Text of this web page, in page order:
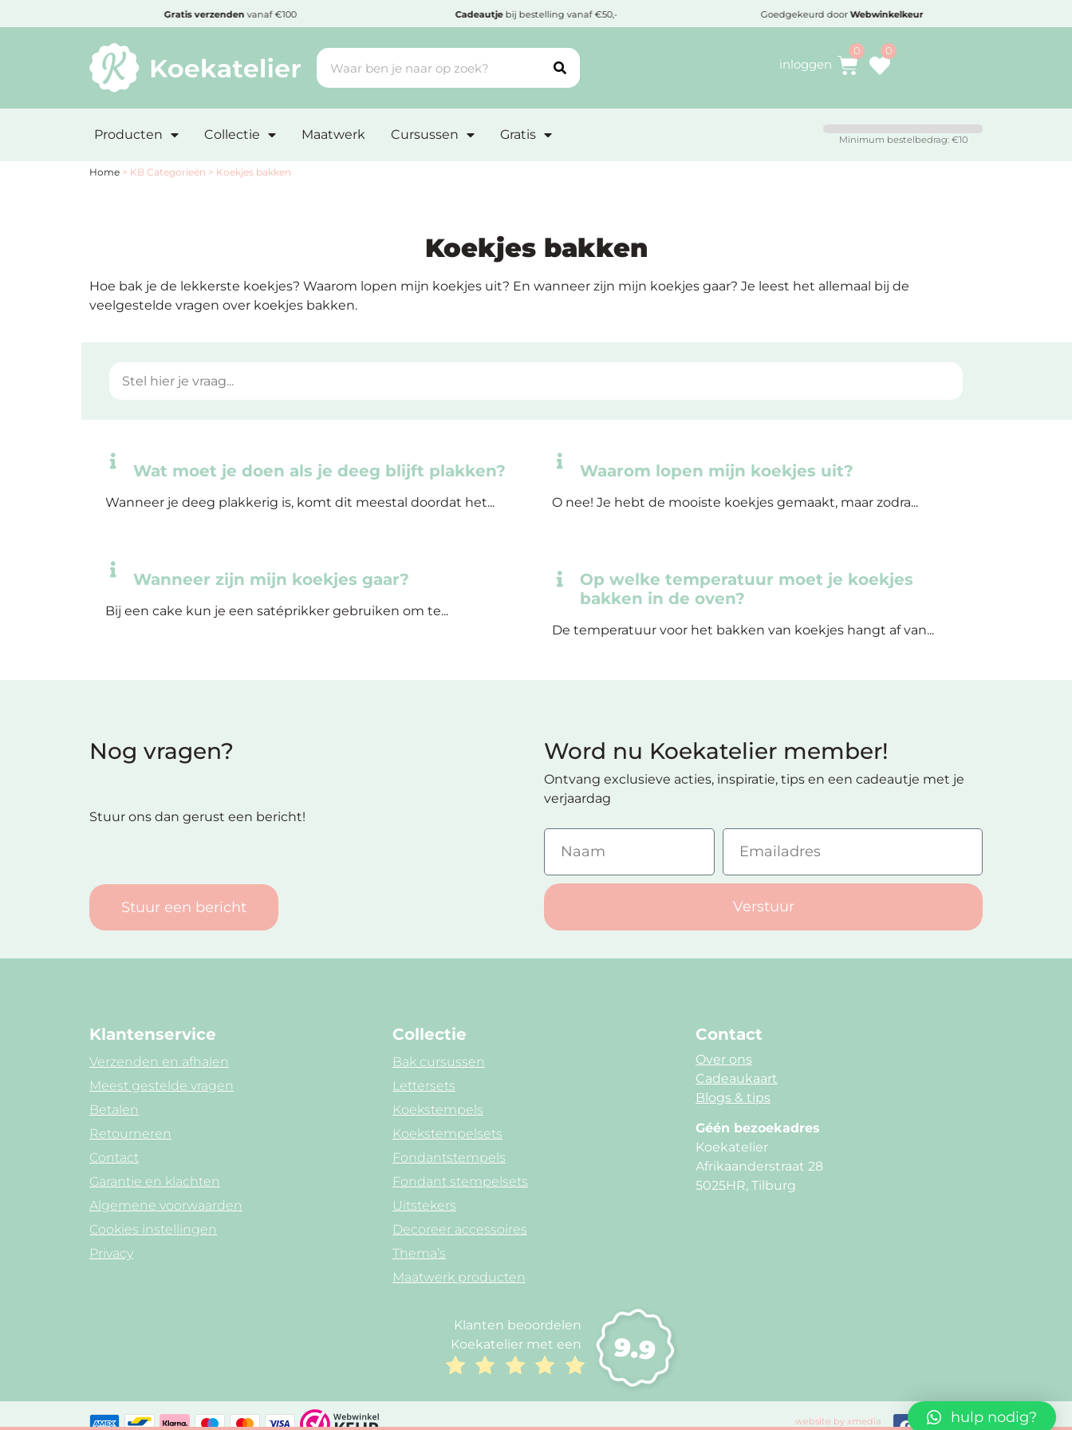
Gratis verzendenvanaf €100 Cadeautjebij bestelling vanaf €50,- Goedgekeurd doorWebwinkelkeur
inloggen
Producten Collectie Maatwerk Cursussen Gratis Minimum bestelbedrag: €10
Home > KB Categorieën > Koekjes bakken
Koekjes bakken
Hoe bak je de lekkerste koekjes? Waarom lopen mijn koekjes uit? En wanneer zijn mijn koekjes gaar? Je leest het allemaal bij de
veelgestelde vragen over koekjes bakken.
Wat moet je doen als je deeg blijft plakken?
Wanneer je deeg plakkerig is, komt dit meestal doordat het...
Waarom lopen mijn koekjes uit?
O nee! Je hebt de mooiste koekjes gemaakt, maar zodra...
Wanneer zijn mijn koekjes gaar?
Bij een cake kun je een satéprikker gebruiken om te...
Op welke temperatuur moet je koekjes
bakken in de oven?
De temperatuur voor het bakken van koekjes hangt af van...
Nog vragen?
Stuur ons dan gerust een bericht!
Stuur een bericht
Word nu Koekatelier member!
Ontvang exclusieve acties, inspiratie, tips en een cadeautje met je
verjaardag
Verstuur
Klantenservice
Verzenden en afhalen
Meest gestelde vragen
Betalen
Retourneren
Contact
Garantie en klachten
Algemene voorwaarden
Cookies instellingen
Privacy
Collectie
Bak cursussen
Lettersets
Koekstempels
Koekstempelsets
Fondantstempels
Fondant stempelsets
Uitstekers
Decoreer accessoires
Thema’s
Maatwerk producten
Contact
Over ons
Cadeaukaart
Blogs & tips
Géén bezoekadres
Koekatelier
Afrikaanderstraat 28
5025HR, Tilburg
Klanten beoordelen
Koekatelier met een
9.9
website by xmedia hulp nodig?